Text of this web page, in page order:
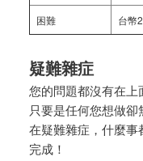
困難 台幣
疑難雜症
您的問題都沒有在上
只要是任何您想做
在疑難雜症，什麼
完成！